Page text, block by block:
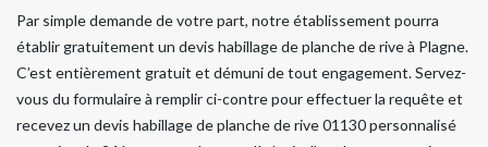
Par simple demande de votre part, notre établissement pourra
établir gratuitement un devis habillage de planche de rive à Plagne.
C’est entièrement gratuit et démuni de tout engagement. Servez-
vous du formulaire à remplir ci-contre pour effectuer la requête et
recevez un devis habillage de planche de rive 01130 personnalisé